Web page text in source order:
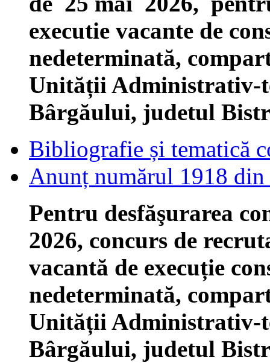
executie vacante de
nedeterminată,
Unității Administrativ-
Bârgăului, judetul
Bibliografie și tematică
Anunț numărul 1918
Pentru desfăşurarea
2026, concurs de
vacantă de execuție
nedeterminată,
Unității Administrativ-
Bârgăului, judetul